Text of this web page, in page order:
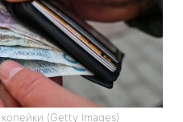
(Getty Images)